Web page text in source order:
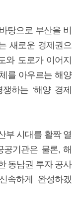
탕으로 부산을 비
새로운 경제권으
와 도로가 이어지
를 아우르는 해양
하는 ‘해양 경제
부 시대를 활짝 열
공기관은 물론, 해
동남권 투자 공사
속하게 완성하겠